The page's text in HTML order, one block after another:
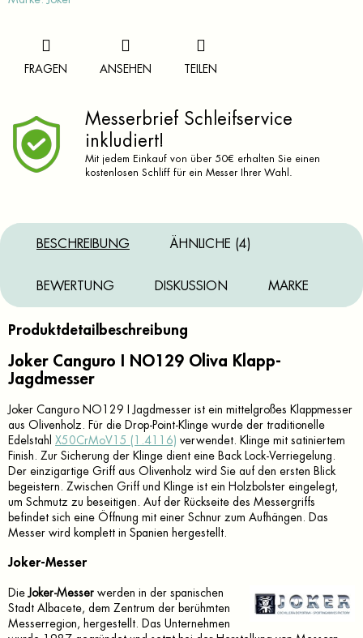
FRAGEN ANSEHEN TEILEN
Messerbrief Schleifservice
inkludiert!
Mit jedem Einkauf von über 50€ erhalten Sie einen
kostenlosen Schliff für ein Messer Ihrer Wahl.
BESCHREIBUNG ÄHNLICHE (4)
BEWERTUNG DISKUSSION MARKE
Produktdetailbeschreibung
Joker Canguro I NO129 Oliva Klapp-
Jagdmesser
Joker Canguro NO129 I Jagdmesser ist ein mittelgroßes Klappmesser
aus Olivenholz. Für die Drop-Point-Klinge wurde der traditionelle
Edelstahl X50CrMoV15 (1.4116) verwendet. Klinge mit satiniertem
Finish. Zur Sicherung der Klinge dient eine Back Lock-Verriegelung.
Der einzigartige Griff aus Olivenholz wird Sie auf den ersten Blick
begeistern. Zwischen Griff und Klinge ist ein Holzbolster eingelegt,
um Schmutz zu beseitigen. Auf der Rückseite des Messergriffs
befindet sich eine Öffnung mit einer Schnur zum Aufhängen. Das
Messer wird komplett in Spanien hergestellt.
Joker-Messer
Die Joker-Messer werden in der spanischen
Stadt Albacete, dem Zentrum der berühmten
Messerregion, hergestellt. Das Unternehmen